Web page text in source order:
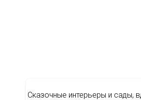
Сказочные интерьеры и сады,